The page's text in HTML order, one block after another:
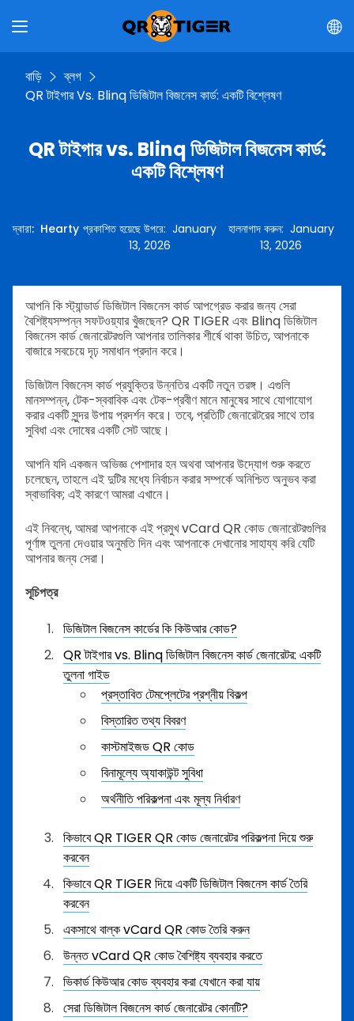
বাড়ি
ব্লগ
QR টাইগার Vs. Blinq ডিজিটাল বিজনেস কার্ড: একটি বিশ্লেষণ
QR টাইগার vs. Blinq ডিজিটাল বিজনেস কার্ড:
একটি বিশ্লেষণ
দ্বারা: Hearty প্রকাশিত হয়েছে উপরে:January
13, 2026
হালনাগাদ করুন: January
13, 2026
আপনি কি স্ট্যান্ডার্ড ডিজিটাল বিজনেস কার্ড আপগ্রেড করার জন্য সেরা
বৈশিষ্ট্যসম্পন্ন সফটওয়্যার খুঁজছেন? QR TIGER এবং Blinq ডিজিটাল
বিজনেস কার্ড জেনারেটরগুলি আপনার তালিকার শীর্ষে থাকা উচিত, আপনাকে
বাজারে সবচেয়ে দৃঢ় সমাধান প্রদান করে।
ডিজিটাল বিজনেস কার্ড প্রযুক্তির উন্নতির একটি নতুন তরঙ্গ। এগুলি
মানসম্পন্ন, টেক-স্ববাবিক এবং টেক-প্রবীণ মানে মানুষের সাথে যোগাযোগ
করার একটি সুন্দর উপায় প্রদর্শন করে। তবে, প্রতিটি জেনারেটরের সাথে তার
সুবিধা এবং দোষের একটি সেট আছে।
আপনি যদি একজন অভিজ্ঞ পেশাদার হন অথবা আপনার উদ্যোগ শুরু করতে
চলেছেন, তাহলে এই দুটির মধ্যে নির্বাচন করার সম্পর্কে অনিশ্চিত অনুভব করা
স্বাভাবিক; এই কারণে আমরা এখানে।
এই নিবন্ধে, আমরা আপনাকে এই প্রমুখ vCard QR কোড জেনারেটরগুলির
পূর্ণাঙ্গ তুলনা দেওয়ার অনুমতি দিন এবং আপনাকে দেখানোর সাহায্য করি যেটি
আপনার জন্য সেরা।
সূচিপত্র
ডিজিটাল বিজনেস কার্ডের কি কিউআর কোড?
QR টাইগার vs. Blinq ডিজিটাল বিজনেস কার্ড জেনারেটর: একটি
তুলনা গাইড
প্রস্তাবিত টেমপ্লেটের প্রশ্নীয় বিকল্প
বিস্তারিত তথ্য বিবরণ
কাস্টমাইজড QR কোড
বিনামূল্যে অ্যাকাউন্ট সুবিধা
অর্থনীতি পরিকল্পনা এবং মূল্য নির্ধারণ
কিভাবে QR TIGER QR কোড জেনারেটর পরিকল্পনা দিয়ে শুরু
করবেন
কিভাবে QR TIGER দিয়ে একটি ডিজিটাল বিজনেস কার্ড তৈরি
করবেন
একসাথে বাল্ক vCard QR কোড তৈরি করুন
উন্নত vCard QR কোড বৈশিষ্ট্য ব্যবহার করতে
ভিকার্ড কিউআর কোড ব্যবহার করা যেখানে করা যায়
সেরা ডিজিটাল বিজনেস কার্ড জেনারেটর কোনটি?